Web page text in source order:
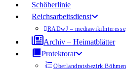
Schöberlinie
Reichsarbeitsdienst
RADwJ – mediawiki
Archiv – Heimatblätter
Protektorat
Oberlandratsbezirk Böhmen